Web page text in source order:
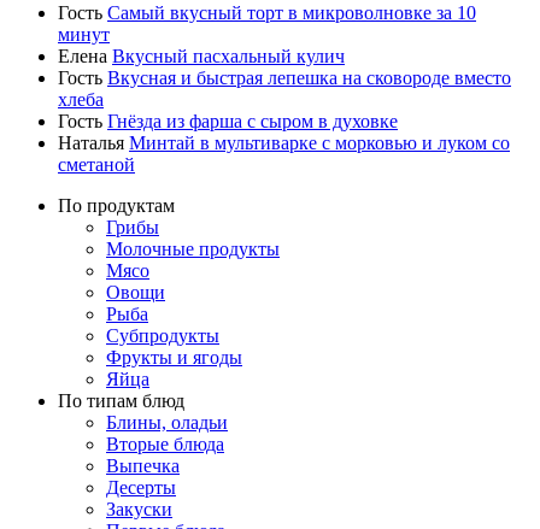
Гость Самый вкусный торт в микроволновке за 10
минут
Елена Вкусный пасхальный кулич
Гость Вкусная и быстрая лепешка на сковороде вместо
хлеба
Гость Гнёзда из фарша с сыром в духовке
Наталья Минтай в мультиварке с морковью и луком со
сметаной
По продуктам
Грибы
Молочные продукты
Мясо
Овощи
Рыба
Субпродукты
Фрукты и ягоды
Яйца
По типам блюд
Блины, оладьи
Вторые блюда
Выпечка
Десерты
Закуски